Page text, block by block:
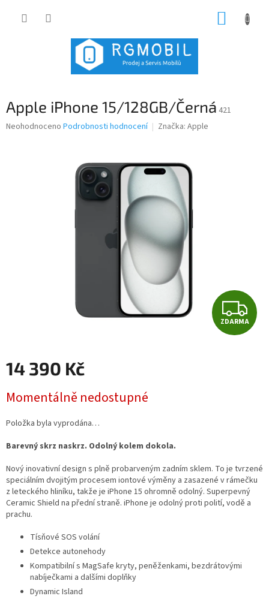
Apple iPhone 15/128GB/Černá 421
Průměrné
Neohodnoceno Podrobnosti hodnocení Značka: Apple
Z
D
ZDARMA
14 390 Kč
cena:
Momentálně nedostupné
Položka byla vyprodána…
Barevný skrz naskrz. Odolný kolem dokola.
Nový inovativní design s plně probarveným zadním sklem. To je tvrzené
speciálním dvojitým procesem iontové výměny a zasazené v rámečku
z leteckého hliníku, takže je iPhone 15 ohromně odolný. Superpevný
Ceramic Shield na přední straně. iPhone je odolný proti polití, vodě a
prachu.
Tísňové SOS volání
Detekce autonehody
Kompatibilní s MagSafe kryty, peněženkami, bezdrátovými
nabíječkami a dalšími doplňky
Dynamic Island